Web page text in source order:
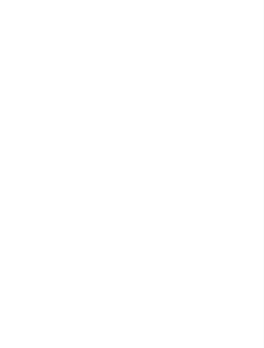
dal Responsabile
2.6 del suddetto
verifiche finali” come
almeno 10 anni, come
in forma scritta che
sarà richiesto di
del
che presentano